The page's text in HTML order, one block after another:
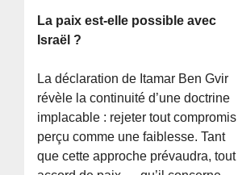
La paix est-elle possible avec
Israël ?
La déclaration de Itamar Ben Gvir
révèle la continuité d’une doctrine
implacable : rejeter tout compromis
perçu comme une faiblesse. Tant
que cette approche prévaudra, tout